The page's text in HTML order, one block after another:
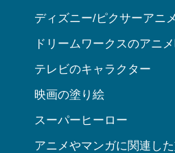
ディズニー/ピクサーアニ
ドリームワークスのアニ
テレビのキャラクター
映画の塗り絵
スーパーヒーロー
アニメやマンガに関連し